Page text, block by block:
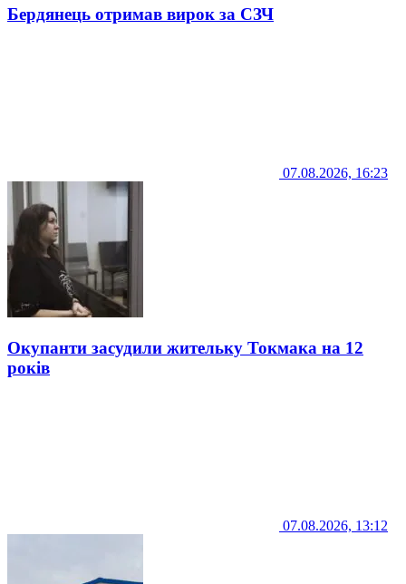
Бердянець отримав вирок за СЗЧ
07.08.2026, 16:23
Окупанти засудили жительку Токмака на 12
років
07.08.2026, 13:12